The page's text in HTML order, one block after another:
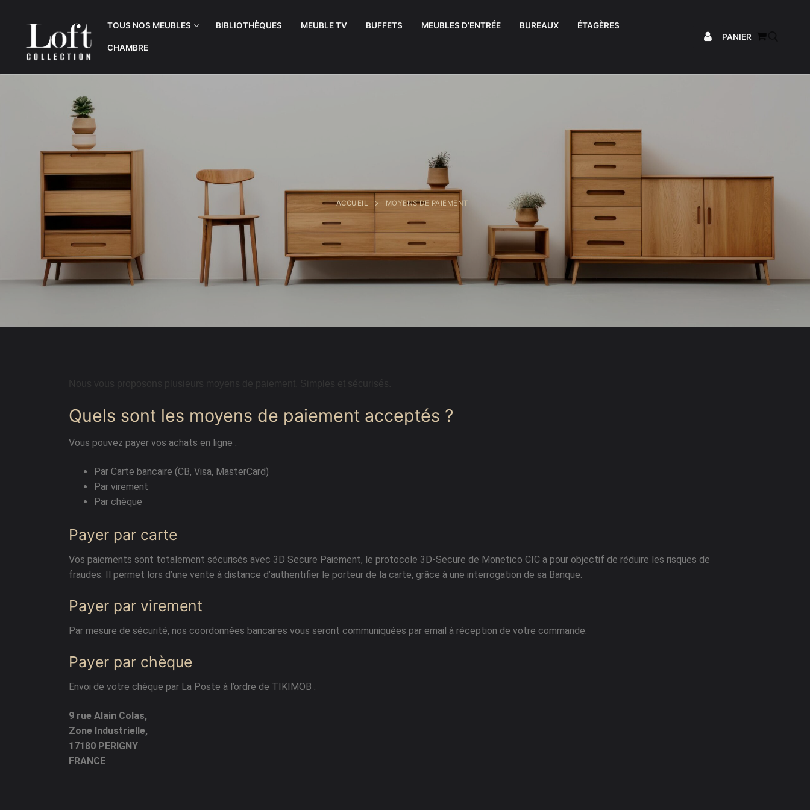
TOUS NOS MEUBLES BIBLIOTHÈQUES MEUBLE TV BUFFETS MEUBLES D’ENTRÉE BUREAUX ÉTAGÈRES
CHAMBRE
PANIER
Buffets
Commodes & Buffets
Meubles TV
Meubles d’entrée
Meuble TV
Meubles d’entrée
Bureaux
Étagères
ACCUEIL MOYENS DE PAIEMENT
Nous vous proposons plusieurs moyens de paiement. Simples et sécurisés.
Quels sont les moyens de paiement acceptés ?
Vous pouvez payer vos achats en ligne :
Par Carte bancaire (CB, Visa, MasterCard)
Par virement
Par chèque
Payer par carte
Vos paiements sont totalement sécurisés avec 3D Secure Paiement, le protocole 3D-Secure de Monetico CIC a pour objectif de réduire les risques de
fraudes. Il permet lors d’une vente à distance d’authentifier le porteur de la carte, grâce à une interrogation de sa Banque.
Payer par virement
Par mesure de sécurité, nos coordonnées bancaires vous seront communiquées par email à réception de votre commande.
Payer par chèque
Envoi de votre chèque par La Poste à l’ordre de TIKIMOB :
9 rue Alain Colas,
Zone Industrielle,
17180 PERIGNY
FRANCE